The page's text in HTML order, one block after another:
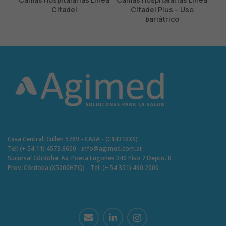
Citadel
Citadel Plus – Uso
bariátrico
Casa Central: Cullen 5769 - CABA - (C1431BXS)
Tel: (+ 54 11) 4573.6600 - info@agimed.com.ar
Sucursal Córdoba: Av. Poeta Lugones 340 Piso 7 Depto. B
Prov. Córdoba (X5000HZQ) - Tel: (+ 54 351) 460.2000